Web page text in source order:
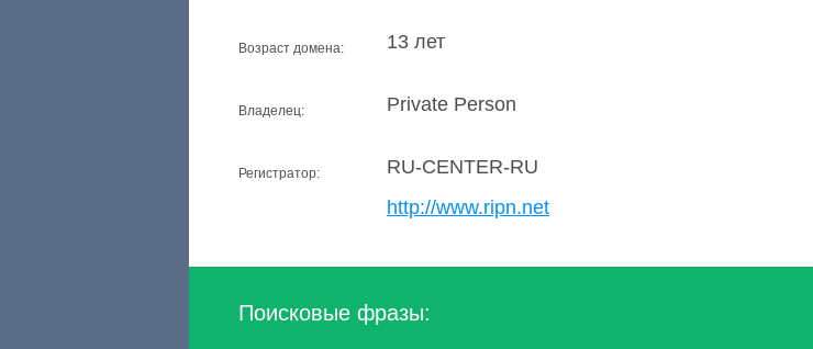
Возраст домена: 13 лет
Владелец: Private Person
Регистратор:
RU-CENTER-RU
http://www.ripn.net
Поисковые фразы: